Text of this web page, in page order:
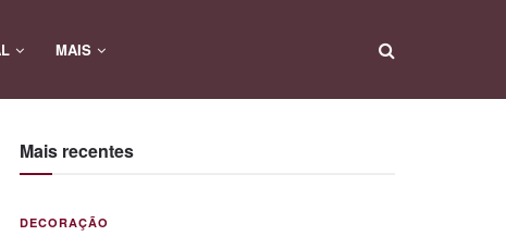
MAIS
Mais recentes
DECORAÇÃO